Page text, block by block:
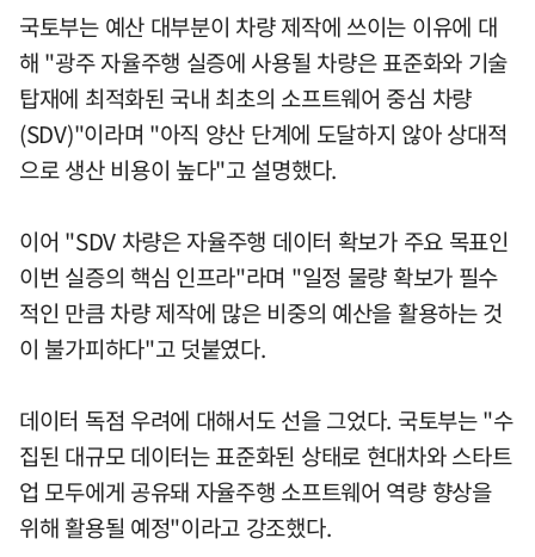
국토부는 예산 대부분이 차량 제작에 쓰이는 이유에 대
해 "광주 자율주행 실증에 사용될 차량은 표준화와 기술
탑재에 최적화된 국내 최초의 소프트웨어 중심 차량
(SDV)"이라며 "아직 양산 단계에 도달하지 않아 상대적
으로 생산 비용이 높다"고 설명했다.
이어 "SDV 차량은 자율주행 데이터 확보가 주요 목표인
이번 실증의 핵심 인프라"라며 "일정 물량 확보가 필수
적인 만큼 차량 제작에 많은 비중의 예산을 활용하는 것
이 불가피하다"고 덧붙였다.
데이터 독점 우려에 대해서도 선을 그었다. 국토부는 "수
집된 대규모 데이터는 표준화된 상태로 현대차와 스타트
업 모두에게 공유돼 자율주행 소프트웨어 역량 향상을
위해 활용될 예정"이라고 강조했다.